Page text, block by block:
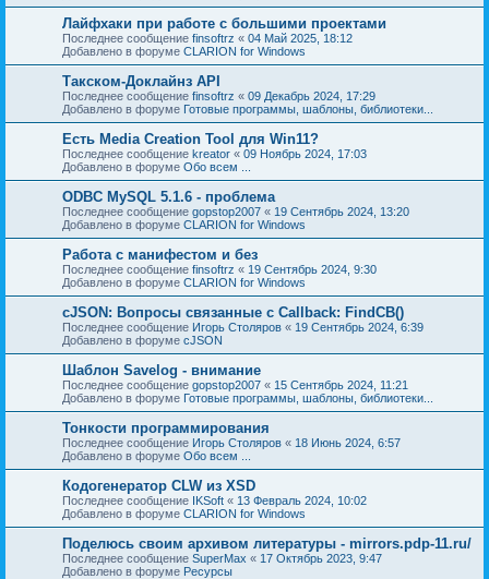
Лайфхаки при работе с большими проектами
Последнее сообщение finsoftrz « 04 Май 2025, 18:12
Добавлено в форуме CLARION for Windows
Такском-Доклайнз API
Последнее сообщение finsoftrz « 09 Декабрь 2024, 17:29
Добавлено в форуме Готовые программы, шаблоны, библиотеки...
Есть Media Creation Tool для Win11?
Последнее сообщение kreator « 09 Ноябрь 2024, 17:03
Добавлено в форуме Обо всем ...
ODBC MySQL 5.1.6 - проблема
Последнее сообщение gopstop2007 « 19 Сентябрь 2024, 13:20
Добавлено в форуме CLARION for Windows
Работа с манифестом и без
Последнее сообщение finsoftrz « 19 Сентябрь 2024, 9:30
Добавлено в форуме CLARION for Windows
cJSON: Вопросы связанные с Callback: FindCB()
Последнее сообщение Игорь Столяров « 19 Сентябрь 2024, 6:39
Добавлено в форуме cJSON
Шаблон Savelog - внимание
Последнее сообщение gopstop2007 « 15 Сентябрь 2024, 11:21
Добавлено в форуме Готовые программы, шаблоны, библиотеки...
Тонкости программирования
Последнее сообщение Игорь Столяров « 18 Июнь 2024, 6:57
Добавлено в форуме Обо всем ...
Кодогенератор CLW из XSD
Последнее сообщение IKSoft « 13 Февраль 2024, 10:02
Добавлено в форуме CLARION for Windows
Поделюсь своим архивом литературы - mirrors.pdp-11.ru/
Последнее сообщение SuperMax « 17 Октябрь 2023, 9:47
Добавлено в форуме Ресурсы